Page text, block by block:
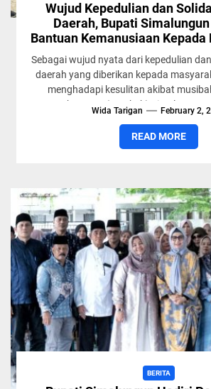
Wujud Kepedulian dan
Daerah, Bupati
Bantuan Kemanusiaan Kepada
di Kabupaten Aceh
Sebagai wujud nyata dari kepedulian
daerah yang diberikan kepada
menghadapi kesulitan akibat
Kabupaten (Pemkab) Simalungun
Wida Tarigan February 2,
READ MORE
BERITA